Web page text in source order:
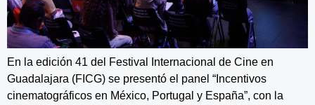
En la edición 41 del Festival Internacional de Cine en
Guadalajara (FICG) se presentó el panel “Incentivos
cinematográficos en México, Portugal y España”, con la